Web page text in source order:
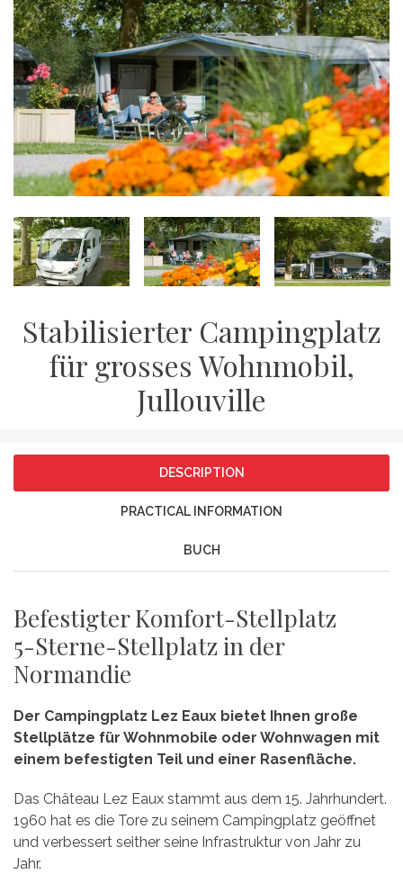
Stabilisierter Campingplatz
für grosses Wohnmobil,
Jullouville
DESCRIPTION
PRACTICAL INFORMATION
BUCH
Befestigter Komfort-Stellplatz
5-Sterne-Stellplatz in der
Normandie
Der Campingplatz Lez Eaux bietet Ihnen große
Stellplätze für Wohnmobile oder Wohnwagen mit
einem befestigten Teil und einer Rasenfläche.
Das Château Lez Eaux stammt aus dem 15. Jahrhundert.
1960 hat es die Tore zu seinem Campingplatz geöffnet
und verbessert seither seine Infrastruktur von Jahr zu
Jahr.